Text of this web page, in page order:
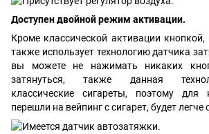
Доступен двойной режим активации.
Кроме классической активации кнопкой,
также использует технологию датчика
вы можете не нажимать никаких
затянуться, также данная
классические сигареты, поэтому для
перешли на вейпинг с сигарет, будет легче